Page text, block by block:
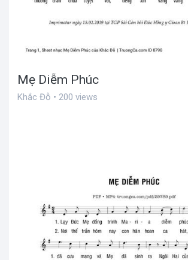
Mẹ Diễm Phúc
Khắc Đỗ • 200 views